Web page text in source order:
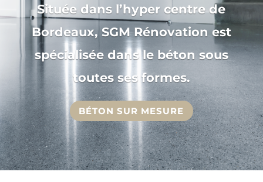
Située dans l’hyper centre de
Bordeaux, SGM Rénovation est
spécialisée dans le béton sous
toutes ses formes.
BÉTON SUR MESURE